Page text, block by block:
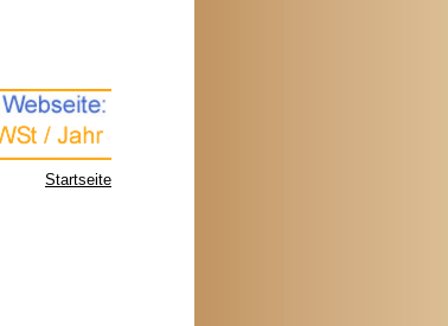
Startseite